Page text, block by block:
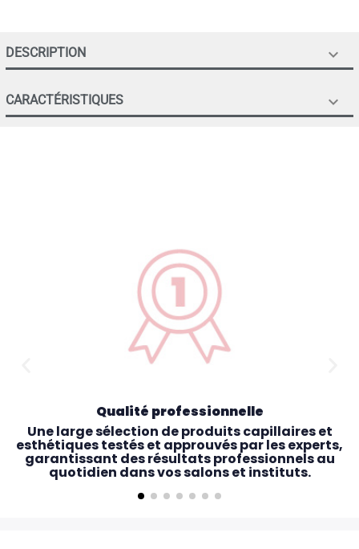
DESCRIPTION 
CARACTÉRISTIQUES 
Qualité professionnelle
Une large sélection de produits capillaires et
esthétiques testés et approuvés par les experts,
garantissant des résultats professionnels au
quotidien dans vos salons et instituts.